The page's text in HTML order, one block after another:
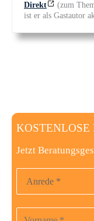
Direkt
(zum
ist er als Gastautor
KOSTENLOSE
Jetzt
Anrede
Bitte
Vorname